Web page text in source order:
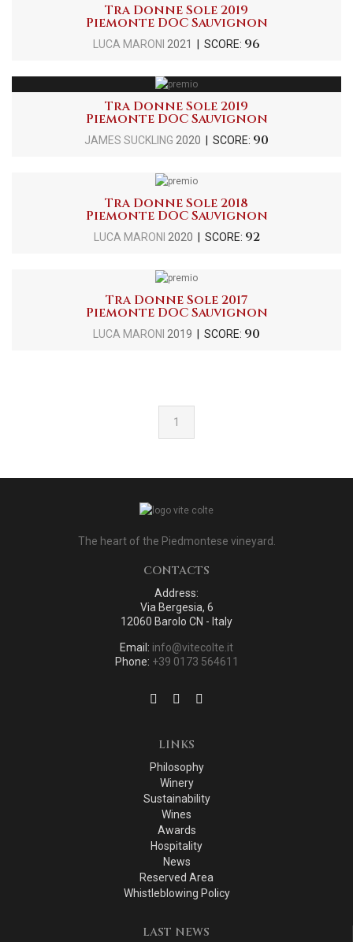
Tra Donne Sole 2019
Piemonte DOC Sauvignon
LUCA MARONI 2021 | SCORE: 96
Tra Donne Sole 2019
Piemonte DOC Sauvignon
JAMES SUCKLING 2020 | SCORE: 90
Tra Donne Sole 2018
Piemonte DOC Sauvignon
LUCA MARONI 2020 | SCORE: 92
Tra Donne Sole 2017
Piemonte DOC Sauvignon
LUCA MARONI 2019 | SCORE: 90
1
The heart of the Piedmontese vineyard.
CONTACTS
Address:
Via Bergesia, 6
12060 Barolo CN - Italy
Email: info@vitecolte.it
Phone: +39 0173 564611
LINKS
Philosophy
Winery
Sustainability
Wines
Awards
Hospitality
News
Reserved Area
Whistleblowing Policy
LAST NEWS